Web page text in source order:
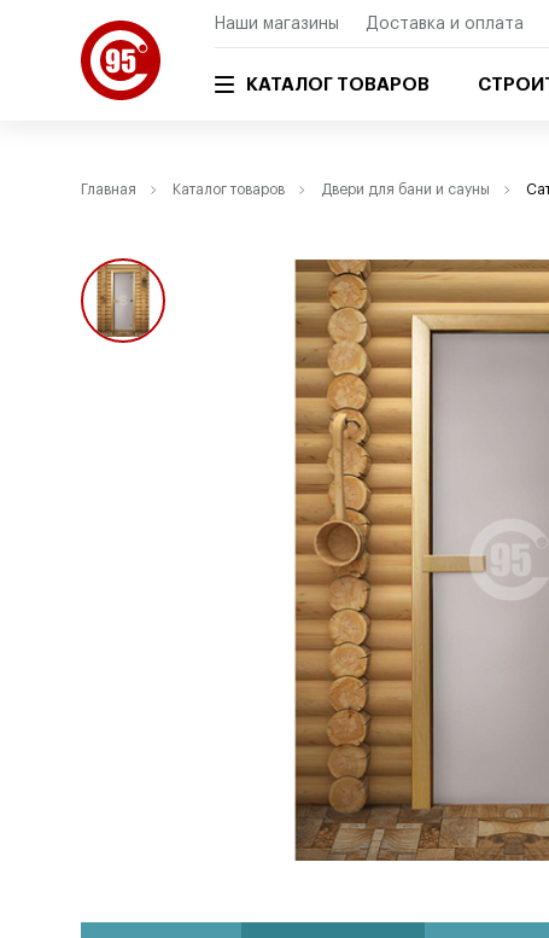
Наши магазины Доставка и оплата
КАТАЛОГ ТОВАРОВ
Главная Каталог товаров Двери для бани и сауны